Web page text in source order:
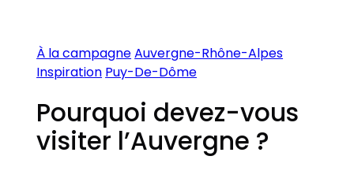
À la campagneAuvergne-Rhône-Alpes
Inspiration Puy-De-Dôme
Pourquoi devez-vous
visiter l’Auvergne ?